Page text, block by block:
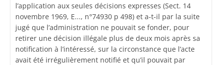
l’application aux seules décisions expresses (Sect. 14
novembre 1969, E..., n°74930 p 498) et a-t-il par la suite
jugé que l’administration ne pouvait se fonder, pour
retirer une décision illégale plus de deux mois après sa
notification à l’intéressé, sur la circonstance que l’acte
avait été irrégulièrement notifié et qu’il pouvait par